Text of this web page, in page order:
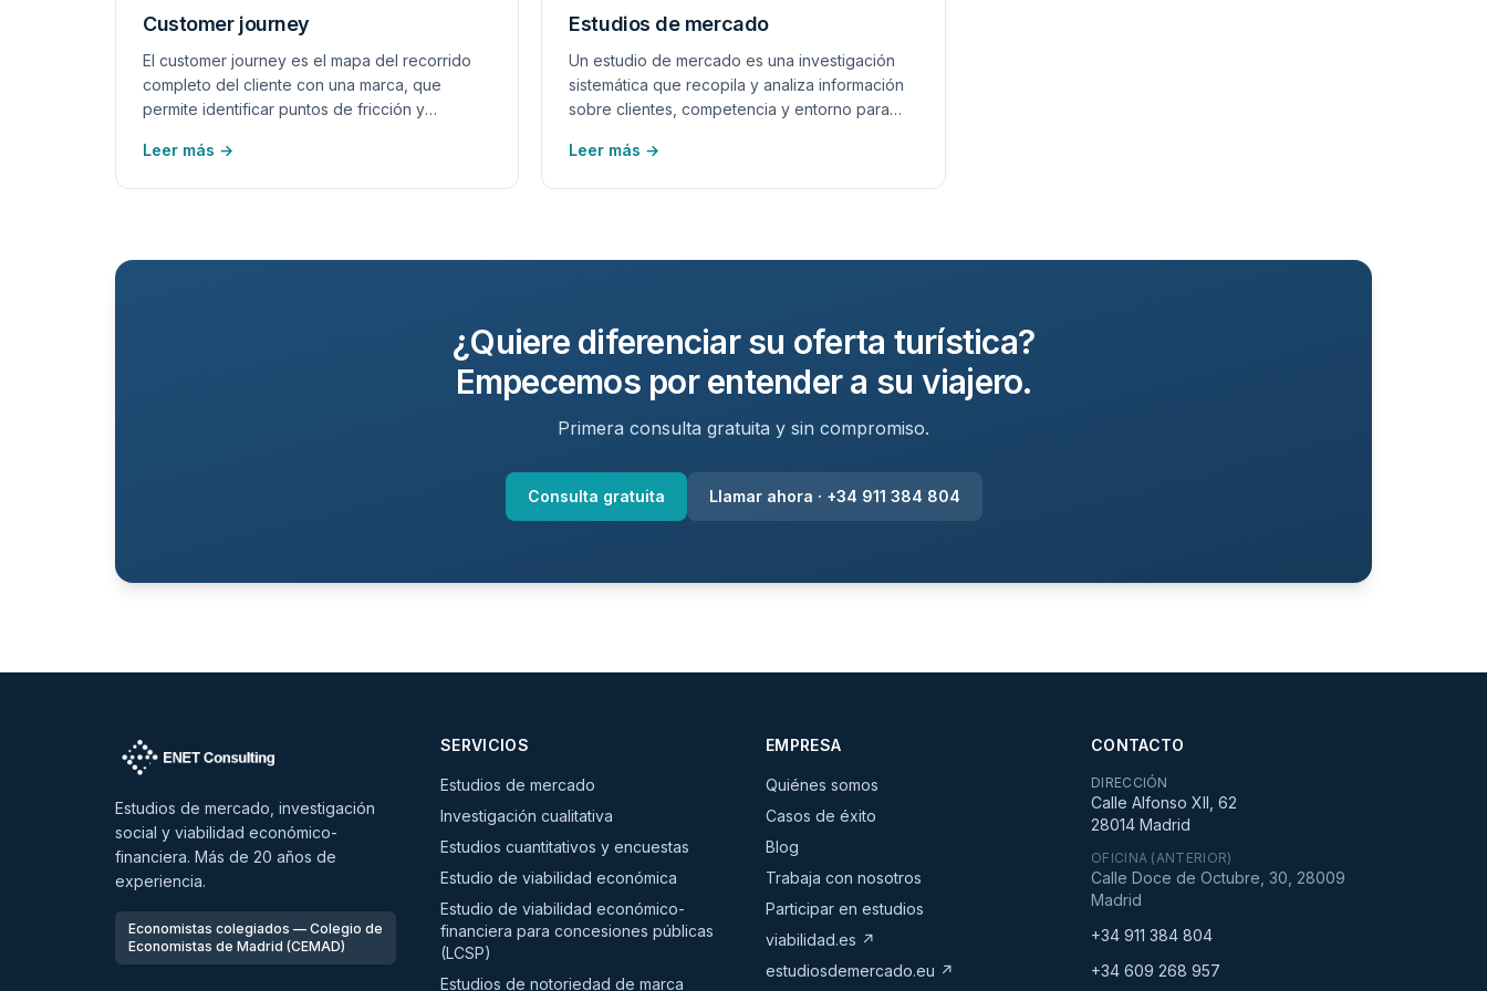
Customer journey
El customer journey es el mapa del recorrido
completo del cliente con una marca, que
permite identificar puntos de fricción y
Leer más →
Estudios de mercado
Un estudio de mercado es una investigación
sistemática que recopila y analiza información
sobre clientes, competencia y entorno para
decisión de negocio.
Leer más →
¿Quiere diferenciar su oferta turística?
Empecemos por entender a su viajero.
Primera consulta gratuita y sin compromiso.
Consulta gratuita Llamar ahora · +34 911 384 804
Estudios de mercado, investigación
social y viabilidad económico-
financiera. Más de 20 años de
experiencia.
Economistas colegiados — Colegio de
Economistas de Madrid (CEMAD)
SERVICIOS
Estudios de mercado
Investigación cualitativa
Estudios cuantitativos y encuestas
Estudio de viabilidad económica
Estudio de viabilidad económico-
financiera para concesiones públicas
(LCSP)
Estudios de notoriedad de marca
EMPRESA
Quiénes somos
Casos de éxito
Blog
Trabaja con nosotros
Participar en estudios
viabilidad.es ↗
estudiosdemercado.eu ↗
CONTACTO
DIRECCIÓN
Calle Alfonso XII, 62
28014 Madrid
OFICINA (ANTERIOR)
Calle Doce de Octubre, 30, 28009
Madrid
+34 911 384 804
+34 609 268 957